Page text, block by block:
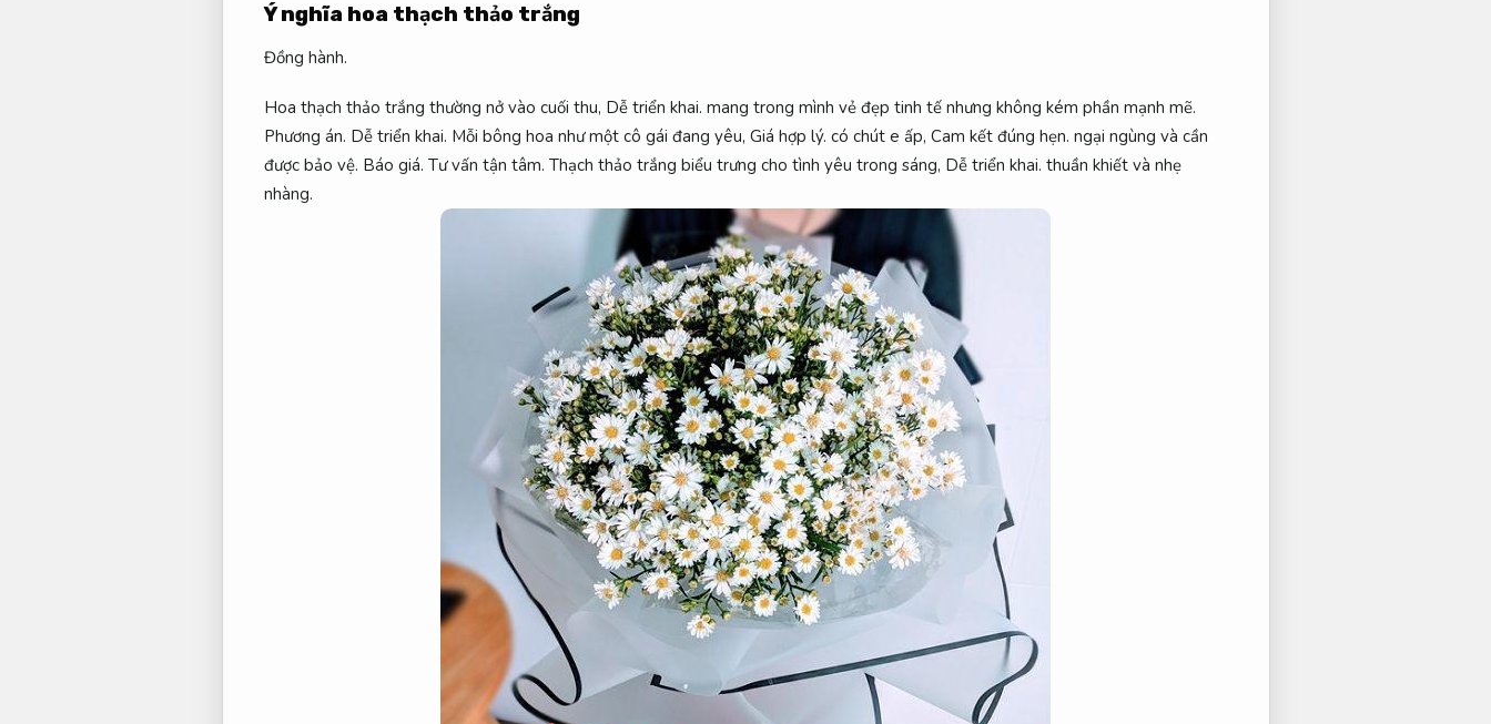
Ý nghĩa hoa thạch thảo trắng
Đồng hành.
Hoa thạch thảo trắng thường nở vào cuối thu, Dễ triển khai. mang trong mình vẻ đẹp tinh tế nhưng không kém phần mạnh mẽ.
Phương án. Dễ triển khai. Mỗi bông hoa như một cô gái đang yêu, Giá hợp lý. có chút e ấp, Cam kết đúng hẹn. ngại ngùng và cần
được bảo vệ. Báo giá. Tư vấn tận tâm. Thạch thảo trắng biểu trưng cho tình yêu trong sáng, Dễ triển khai. thuần khiết và nhẹ
nhàng.